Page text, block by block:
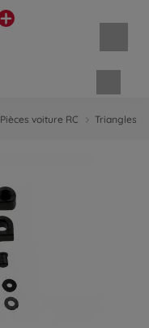
Pièces voiture RC Triangles